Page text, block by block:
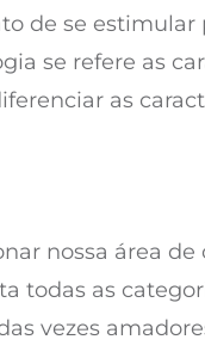
de se estimular
se refere as
as
nossa área de
todas as
vezes